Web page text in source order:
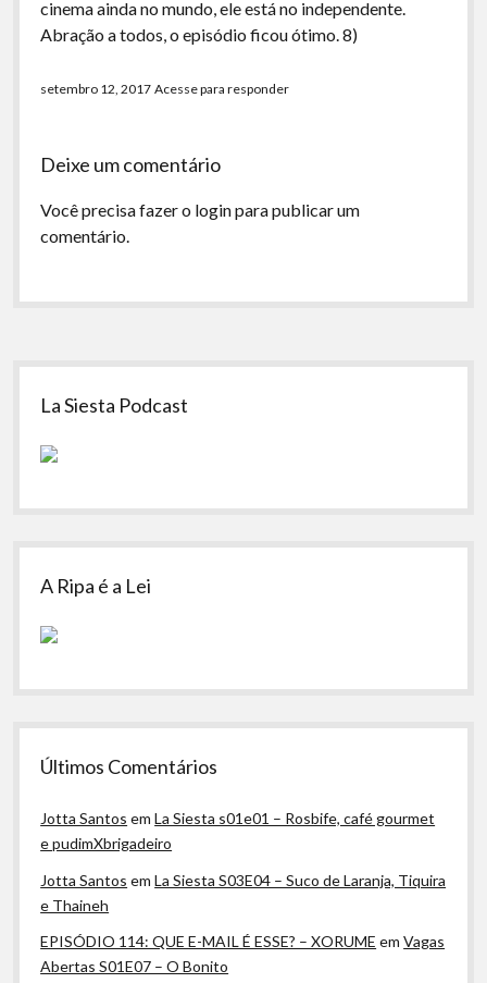
cinema ainda no mundo, ele está no independente.
Abração a todos, o episódio ficou ótimo. 8)
setembro 12, 2017 Acesse para responder
Deixe um comentário
Você precisa fazer o loginpara publicar um
comentário.
Sidebar
La Siesta Podcast
A Ripa é a Lei
Últimos Comentários
Jotta Santos emLa Siesta s01e01 – Rosbife, café gourmet
e pudimXbrigadeiro
Jotta Santos emLa Siesta S03E04 – Suco de Laranja, Tiquira
e Thaineh
EPISÓDIO 114: QUE E-MAIL É ESSE? – XORUME emVagas
Abertas S01E07 – O Bonito